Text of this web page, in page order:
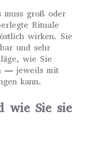
muss groß oder
Rituale
wirken. Sie
und sehr
wie Sie
— jeweils mit
kann.
wie Sie sie